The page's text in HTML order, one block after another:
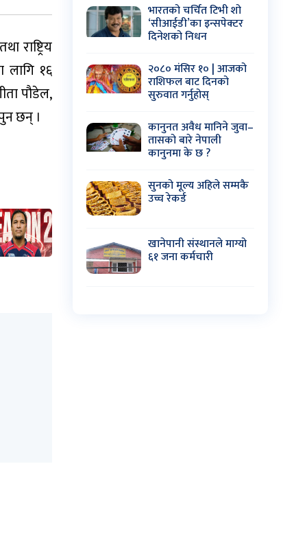
राष्ट्रिय
लागि १६
पौडेल,
छन् ।
भारतको चर्चित टिभी शो
‘सीआईडी’का इन्सपेक्टर
दिनेशको निधन
२०८० मंसिर १० | आजको
राशिफल बाट दिनको
सुरुवात गर्नुहोस्
कानुनत अवैध मानिने जुवा–
तासको बारे नेपाली
कानुनमा के छ ?
सुनको मूल्य अहिले सम्मकै
उच्च रेकर्ड
खानेपानी संस्थानले माग्यो
६१ जना कर्मचारी